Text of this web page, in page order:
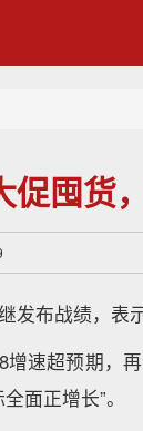
促囤货
发布战绩，表
增速超预期，
面正增长”。